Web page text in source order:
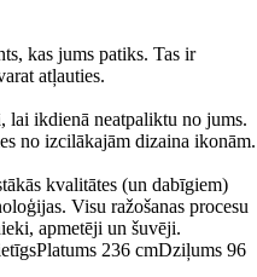
kas jums patiks. Tas ir
atļauties.
lai ikdienā neatpaliktu no jums.
no izcilākajām dizaina ikonām.
kvalitātes (un dabīgiem)
Visu ražošanas procesu
apmetēji un šuvēji.
Platums 236 cmDziļums 96